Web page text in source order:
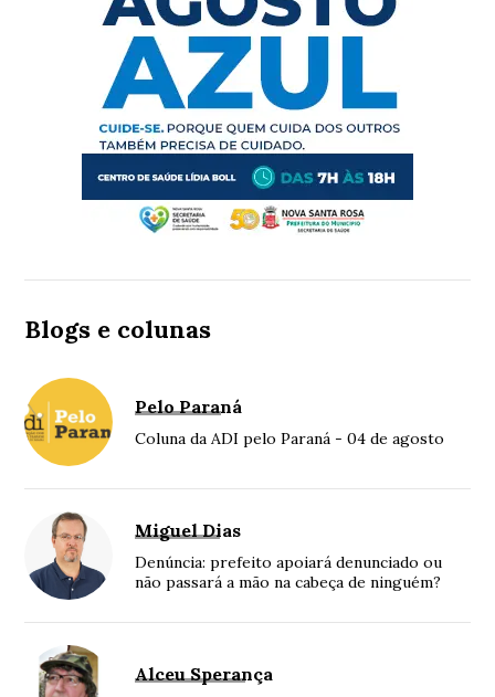
Blogs e colunas
Pelo Paraná
Coluna da ADI pelo Paraná - 04 de agosto
Miguel Dias
Denúncia: prefeito apoiará denunciado ou
não passará a mão na cabeça de ninguém?
Alceu Sperança